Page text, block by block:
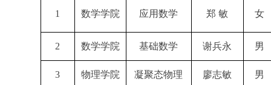
1 数学学院 应用数学 郑 敏 女
2 数学学院 基础数学 谢兵永 男
3 物理学院 凝聚态物理 廖志敏 男